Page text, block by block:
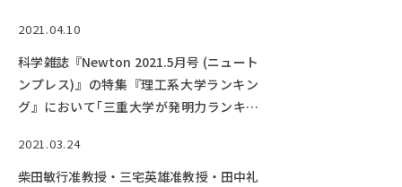
2021.04.10
科学雑誌『Newton 2021.5月号 (ニュート
ンプレス)』の特集『理工系大学ランキン
グ』において｢三重大学が発明力ランキン
科の寺西克倫教授の発明が取り上げられま
した！
2021.03.24
柴田敏行准教授・三宅英雄准教授・田中礼